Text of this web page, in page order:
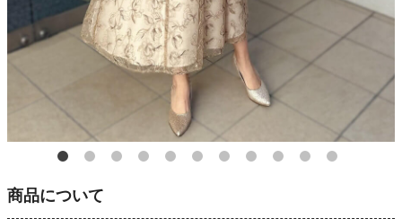
商品について